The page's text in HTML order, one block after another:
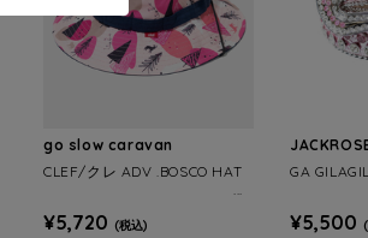
go slow caravan
CLEF/クレ ADV .BOSCO HAT
¥5,720 (税込)
GA
¥5,500